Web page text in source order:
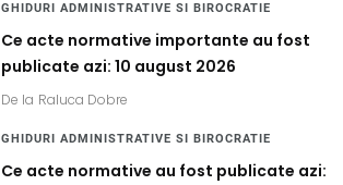
GHIDURI ADMINISTRATIVE SI BIROCRATIE
Ce acte normative importante au fost
publicate azi: 10 august 2026
De la Raluca Dobre
GHIDURI ADMINISTRATIVE SI BIROCRATIE
Ce acte normative au fost publicate azi: